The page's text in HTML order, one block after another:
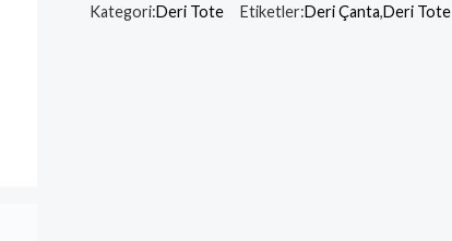
Kategori:Deri Tote Etiketler:Deri Çanta,Deri Tote